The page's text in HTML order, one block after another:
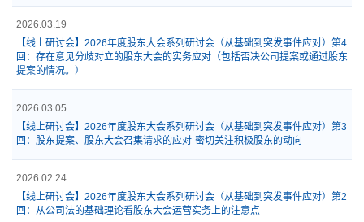
2026.03.19
【线上研讨会】2026年度股东大会系列研讨会（从基础到突发事件应对）第4
回：存在意见分歧对立的股东大会的实务应对（包括否决公司提案或通过股东
提案的情况。）
2026.03.05
【线上研讨会】2026年度股东大会系列研讨会（从基础到突发事件应对）第3
回：股东提案、股东大会召集请求的应对-密切关注积极股东的动向-
2026.02.24
【线上研讨会】2026年度股东大会系列研讨会（从基础到突发事件应对）第2
回：从公司法的基础理论看股东大会运营实务上的注意点